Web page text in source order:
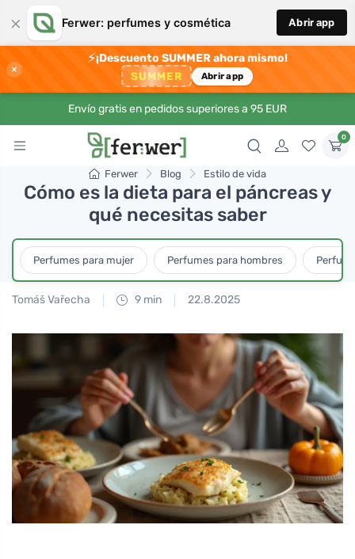
× Ferwer: perfumes y cosmética Abrir app
×
⚡¡Descuento SUMMER ahora mismo!
SUMMER Abrir app
Envío gratis en pedidos superiores a 95 EUR
0
Ferwer Blog Estilo de vida
Cómo es la dieta para el páncreas y
qué necesitas saber
Perfumes para mujer Perfumes para hombres
Tomáš Vařecha 9 min 22.8.2025